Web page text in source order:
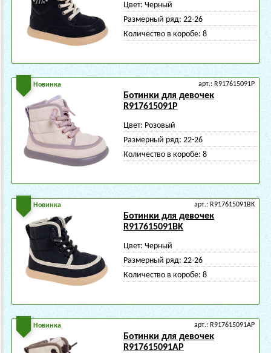
Цвет: Черный
Размерный ряд: 22-26
Количество в коробе: 8
Новинка арт.: R917615091P
Ботинки для девочек
R917615091P
Цвет: Розовый
Размерный ряд: 22-26
Количество в коробе: 8
Новинка арт.: R917615091BK
Ботинки для девочек
R917615091BK
Цвет: Черный
Размерный ряд: 22-26
Количество в коробе: 8
Новинка арт.: R917615091AP
Ботинки для девочек
R917615091AP